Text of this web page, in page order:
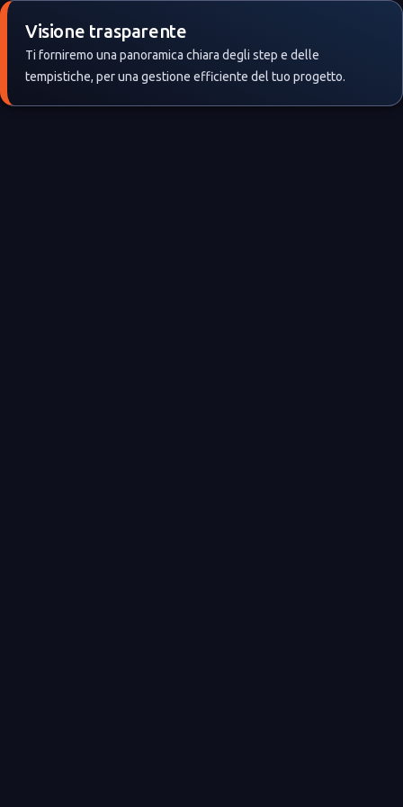
Visione trasparente
Ti forniremo una panoramica chiara degli step e delle
tempistiche, per una gestione efficiente del tuo progetto.